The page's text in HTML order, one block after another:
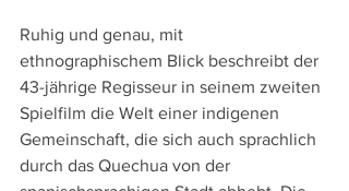
Ruhig und genau, mit
ethnographischem Blick beschreibt der
43-jährige Regisseur in seinem zweiten
Spielfilm die Welt einer indigenen
Gemeinschaft, die sich auch sprachlich
durch das Quechua von der